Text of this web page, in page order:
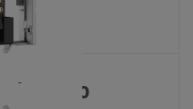
Unit 2.0